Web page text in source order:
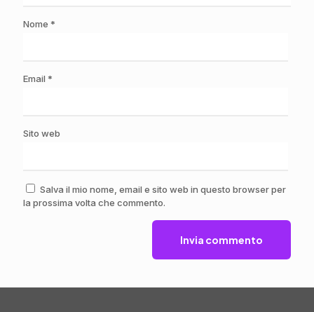
Nome *
Email *
Sito web
Salva il mio nome, email e sito web in questo browser per
la prossima volta che commento.